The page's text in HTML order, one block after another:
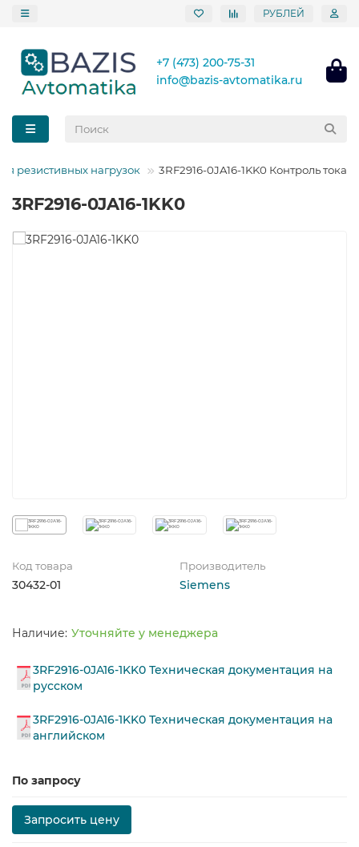
РУБЛЕЙ
+7 (473) 200-75-31
info@bazis-avtomatika.ru
резистивных нагрузок 3RF2916-0JA16-1KK0 Контроль тока
3RF2916-0JA16-1KK0
Код товара
30432-01
Производитель
Siemens
Уточняйте у менеджера
3RF2916-0JA16-1KK0 Техническая документация на
русском
3RF2916-0JA16-1KK0 Техническая документация на
английском
По запросу
Запросить цену